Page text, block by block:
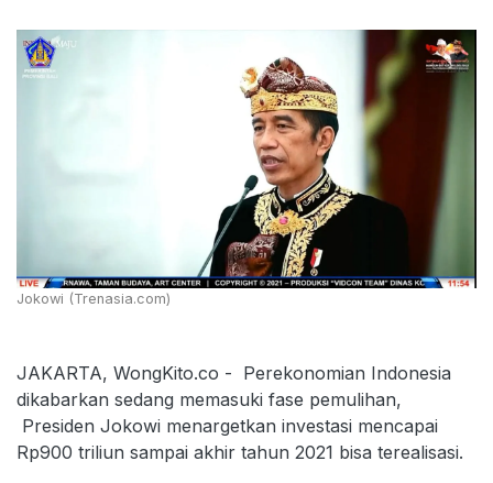
Jokowi (Trenasia.com)
JAKARTA, WongKito.co - Perekonomian Indonesia
dikabarkan sedang memasuki fase pemulihan,
Presiden Jokowi menargetkan investasi mencapai
Rp900 triliun sampai akhir tahun 2021 bisa terealisasi.